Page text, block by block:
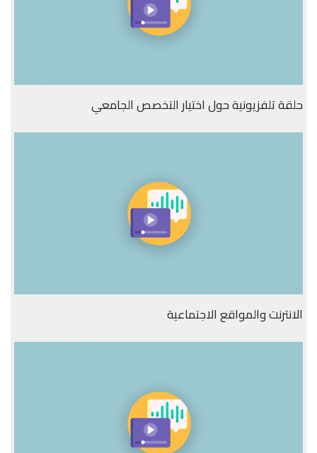
حلقة تلفزيونية حول اختيار التخصص الجامعي
الانترنت والمواقع الاجتماعية